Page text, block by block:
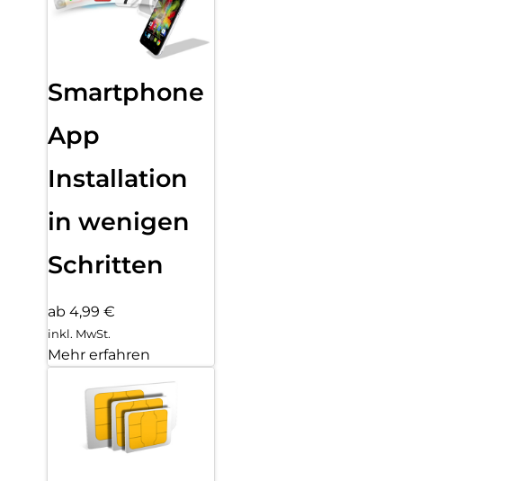
Smartphone
App
Installation
in wenigen
Schritten
ab 4,99 €
inkl. MwSt.
Mehr erfahren